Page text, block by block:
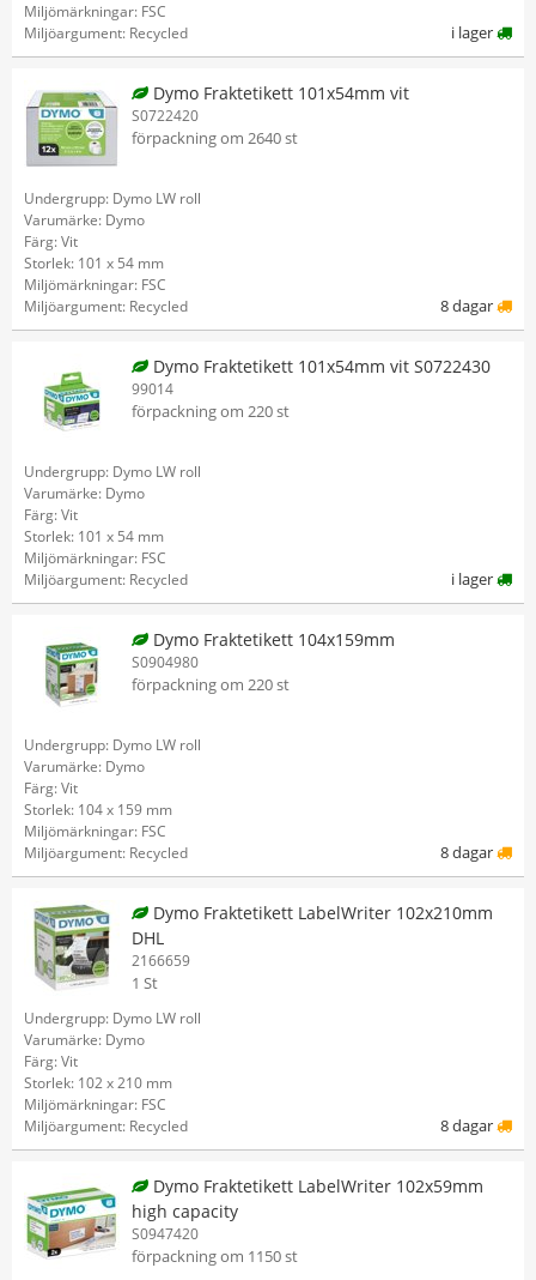
Miljömärkningar: FSC
Miljöargument: Recycled
i lager
Dymo Fraktetikett 101x54mm vit
S0722420
förpackning om 2640 st
Undergrupp: Dymo LW roll
Varumärke: Dymo
Färg: Vit
Storlek: 101 x 54 mm
Miljömärkningar: FSC
Miljöargument: Recycled
8 dagar
Dymo Fraktetikett 101x54mm vit S0722430
99014
förpackning om 220 st
Undergrupp: Dymo LW roll
Varumärke: Dymo
Färg: Vit
Storlek: 101 x 54 mm
Miljömärkningar: FSC
Miljöargument: Recycled
i lager
Dymo Fraktetikett 104x159mm
S0904980
förpackning om 220 st
Undergrupp: Dymo LW roll
Varumärke: Dymo
Färg: Vit
Storlek: 104 x 159 mm
Miljömärkningar: FSC
Miljöargument: Recycled
8 dagar
Dymo Fraktetikett LabelWriter 102x210mm
DHL
2166659
1 St
Undergrupp: Dymo LW roll
Varumärke: Dymo
Färg: Vit
Storlek: 102 x 210 mm
Miljömärkningar: FSC
Miljöargument: Recycled
8 dagar
Dymo Fraktetikett LabelWriter 102x59mm
high capacity
S0947420
förpackning om 1150 st